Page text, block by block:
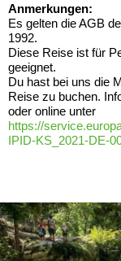
Anmerkungen:
Es gelten die AGB
1992.
Diese Reise ist für
geeignet.
Du hast bei uns die
Reise zu buchen.
oder online unter
https://
IPID-KS_2021-DE-